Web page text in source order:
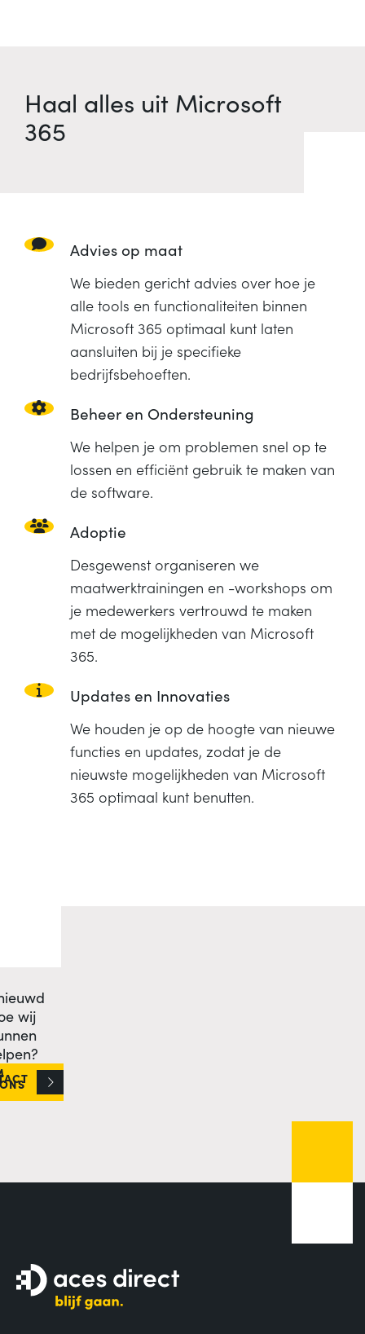
Haal alles uit Microsoft
365
Advies op maat
We bieden gericht advies over hoe je
alle tools en functionaliteiten binnen
Microsoft 365 optimaal kunt laten
aansluiten bij je specifieke
bedrijfsbehoeften.
Beheer en Ondersteuning
We helpen je om problemen snel op te
lossen en efficiënt gebruik te maken van
de software.
Adoptie
Desgewenst organiseren we
maatwerktrainingen en -workshops om
je medewerkers vertrouwd te maken
met de mogelijkheden van Microsoft
365.
Updates en Innovaties
We houden je op de hoogte van nieuwe
functies en updates, zodat je de
nieuwste mogelijkheden van Microsoft
365 optimaal kunt benutten.
wij